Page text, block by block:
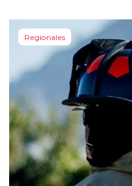
Regionales